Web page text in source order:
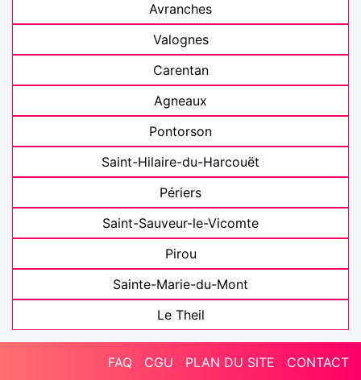
Avranches
Valognes
Carentan
Agneaux
Pontorson
Saint-Hilaire-du-Harcouët
Périers
Saint-Sauveur-le-Vicomte
Pirou
Sainte-Marie-du-Mont
Le Theil
FAQ CGU PLAN DU SITE CONTACT